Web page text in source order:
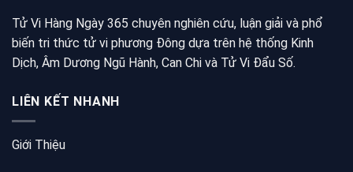
Tử Vi Hàng Ngày 365 chuyên nghiên cứu, luận giải và phổ
biến tri thức tử vi phương Đông dựa trên hệ thống Kinh
Dịch, Âm Dương Ngũ Hành, Can Chi và Tử Vi Đẩu Số.
LIÊN KẾT NHANH
Giới Thiệu